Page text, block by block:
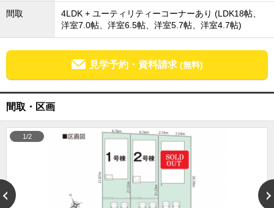
間取
4LDK + ユーティリティーコーナーあり (LDK18帖、
洋室7.0帖、洋室6.5帖、洋室5.7帖、洋室4.7帖)
見学予約・資料請求 (無料)
間取・区画
1/2
内房エリア
内房エリアの新築一戸建
内房エリアのマンション
東京全域エリア
東京全域エリアの新築一戸建
東京全域エリアの中古一戸建
東京全域エリアのマンション
東京全域エリアの土地
神奈川全域エリアの中古一戸建
神奈川全域エリアのマンション
神奈川全域エリアの土地